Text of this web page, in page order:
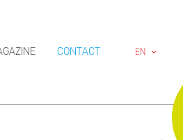
CONTACT EN